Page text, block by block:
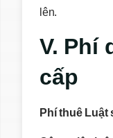
lên.
V. Phí
cấp
Phí thuê Luật